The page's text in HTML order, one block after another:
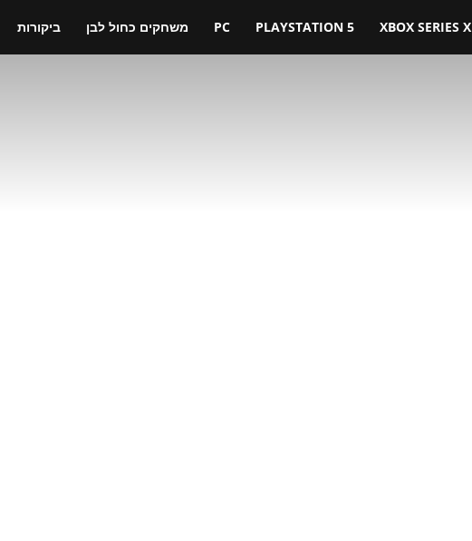
ביקורות משחקים כחול לבן PC PLAYSTATION 5 XBOX SERIES X